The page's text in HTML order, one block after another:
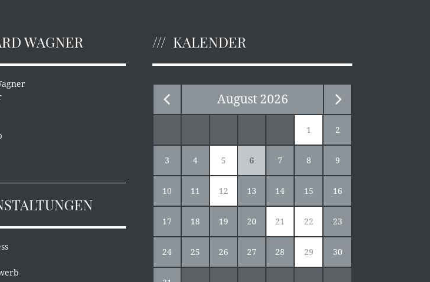
WAGNER KALENDER
August 2026
1 2
3 4 5 6 7 8 9
10 11 12 13 14 15 16
17 18 19 20 21 22 23
24 25 26 27 28 29 30